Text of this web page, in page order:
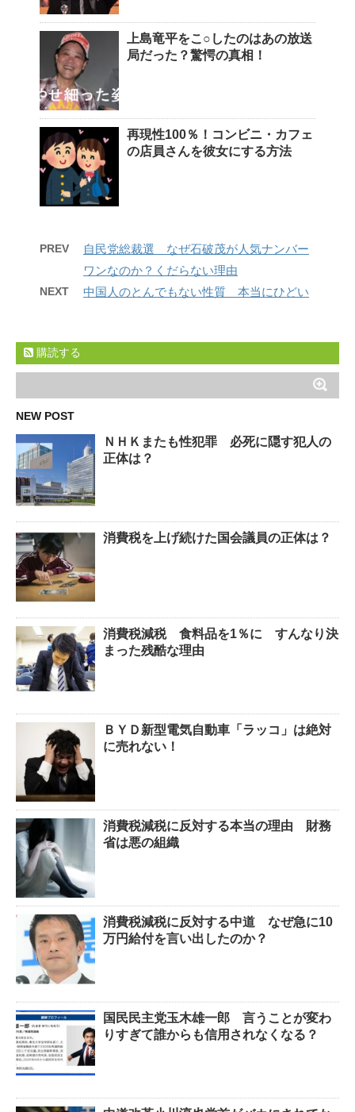
上島竜平をこ○したのはあの放送
局だった？驚愕の真相！
再現性100％！コンビニ・カフェ
の店員さんを彼女にする方法
PREV
自民党総裁選 なぜ石破茂が人気ナンバー
ワンなのか？くだらない理由
NEXT 中国人のとんでもない性質 本当にひどい
購読する
NEW POST
ＮＨＫまたも性犯罪 必死に隠す犯人の
正体は？
消費税を上げ続けた国会議員の正体は？
消費税減税 食料品を1％に すんなり決
まった残酷な理由
ＢＹＤ新型電気自動車「ラッコ」は絶対
に売れない！
消費税減税に反対する本当の理由 財務
省は悪の組織
消費税減税に反対する中道 なぜ急に10
万円給付を言い出したのか？
国民民主党玉木雄一郎 言うことが変わ
りすぎて誰からも信用されなくなる？